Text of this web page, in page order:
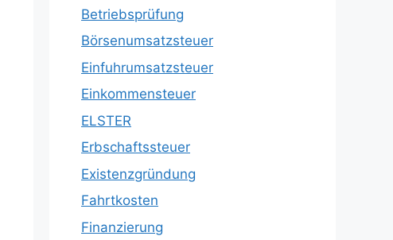
Betriebsprüfung
Börsenumsatzsteuer
Einfuhrumsatzsteuer
Einkommensteuer
ELSTER
Erbschaftssteuer
Existenzgründung
Fahrtkosten
Finanzierung